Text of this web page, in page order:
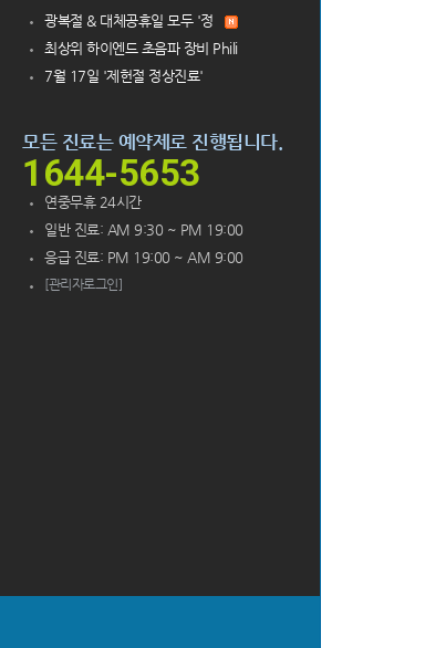
광복절 & 대체공휴일 모두 '정
최상위 하이엔드 초음파 장비 Phili
7월 17일 '제헌절 정상진료'
모든 진료는 예약제로 진행됩니다.
1644-5653
연중무휴 24시간
일반 진료: AM 9:30 ~ PM 19:00
응급 진료: PM 19:00 ~ AM 9:00
[관리자로그인]